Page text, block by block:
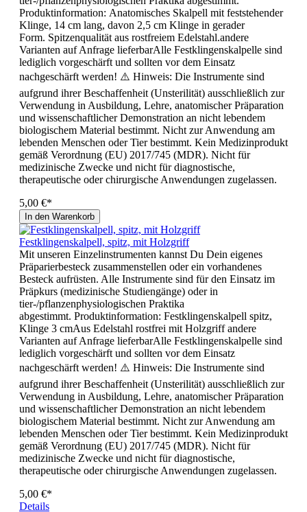
Produktinformation: Anatomisches Skalpell mit feststehender
Klinge, 14 cm lang, davon 2,5 cm Klinge in gerader
Form. Spitzenqualität aus rostfreiem Edelstahl.andere
Varianten auf Anfrage lieferbarAlle Festklingenskalpelle sind
lediglich vorgeschärft und sollten vor dem Einsatz
nachgeschärft werden! ⚠️ Hinweis: Die Instrumente sind
aufgrund ihrer Beschaffenheit (Unsterilität) ausschließlich zur
Verwendung in Ausbildung, Lehre, anatomischer Präparation
und wissenschaftlicher Demonstration an nicht lebendem
biologischem Material bestimmt. Nicht zur Anwendung am
lebenden Menschen oder Tier bestimmt. Kein Medizinprodukt
gemäß Verordnung (EU) 2017/745 (MDR). Nicht für
medizinische Zwecke und nicht für diagnostische,
therapeutische oder chirurgische Anwendungen zugelassen.
5,00 €*
In den Warenkorb
Festklingenskalpell, spitz, mit Holzgriff
Mit unseren Einzelinstrumenten kannst Du Dein eigenes
Präparierbesteck zusammenstellen oder ein vorhandenes
Besteck aufrüsten. Alle Instrumente sind für den Einsatz im
Präpkurs (medizinische Studiengänge) oder in
tier-/pflanzenphysiologischen Praktika
abgestimmt. Produktinformation: Festklingenskalpell spitz,
Klinge 3 cmAus Edelstahl rostfrei mit Holzgriff andere
Varianten auf Anfrage lieferbarAlle Festklingenskalpelle sind
lediglich vorgeschärft und sollten vor dem Einsatz
nachgeschärft werden! ⚠️ Hinweis: Die Instrumente sind
aufgrund ihrer Beschaffenheit (Unsterilität) ausschließlich zur
Verwendung in Ausbildung, Lehre, anatomischer Präparation
und wissenschaftlicher Demonstration an nicht lebendem
biologischem Material bestimmt. Nicht zur Anwendung am
lebenden Menschen oder Tier bestimmt. Kein Medizinprodukt
gemäß Verordnung (EU) 2017/745 (MDR). Nicht für
medizinische Zwecke und nicht für diagnostische,
therapeutische oder chirurgische Anwendungen zugelassen.
5,00 €*
Details